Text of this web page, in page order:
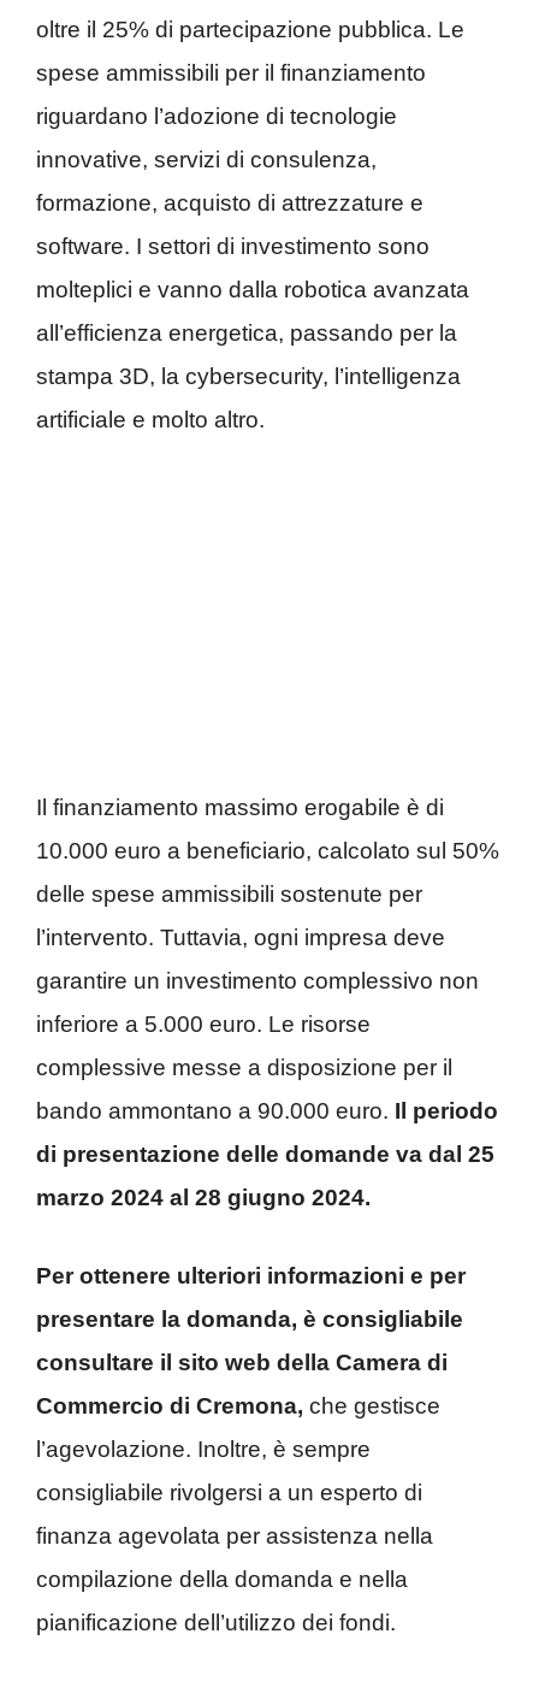
oltre il 25% di partecipazione pubblica. Le
spese ammissibili per il finanziamento
riguardano l’adozione di tecnologie
innovative, servizi di consulenza,
formazione, acquisto di attrezzature e
software. I settori di investimento sono
molteplici e vanno dalla robotica avanzata
all’efficienza energetica, passando per la
stampa 3D, la cybersecurity, l’intelligenza
artificiale e molto altro.
Il finanziamento massimo erogabile è di
10.000 euro a beneficiario, calcolato sul 50%
delle spese ammissibili sostenute per
l’intervento. Tuttavia, ogni impresa deve
garantire un investimento complessivo non
inferiore a 5.000 euro. Le risorse
complessive messe a disposizione per il
bando ammontano a 90.000 euro. Il periodo
di presentazione delle domande va dal 25
marzo 2024 al 28 giugno 2024.
Per ottenere ulteriori informazioni e per
presentare la domanda, è consigliabile
consultare il sito web della Camera di
Commercio di Cremona, che gestisce
l’agevolazione. Inoltre, è sempre
consigliabile rivolgersi a un esperto di
finanza agevolata per assistenza nella
compilazione della domanda e nella
pianificazione dell’utilizzo dei fondi.